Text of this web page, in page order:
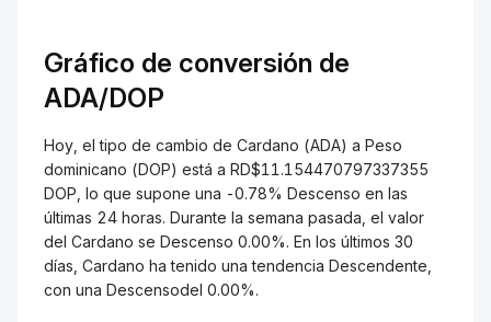
Gráfico de conversión de
ADA/DOP
Hoy, el tipo de cambio de Cardano (ADA) a Peso
dominicano (DOP) está a RD$11.154470797337355
DOP, lo que supone una -0.78% Descenso en las
últimas 24 horas. Durante la semana pasada, el valor
del Cardano se Descenso 0.00%. En los últimos 30
días, Cardano ha tenido una tendencia Descendente,
con una Descensodel 0.00%.